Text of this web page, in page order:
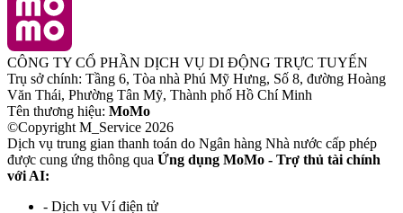
CÔNG TY CỔ PHẦN DỊCH VỤ DI ĐỘNG TRỰC TUYẾN
Trụ sở chính: Tầng 6, Tòa nhà Phú Mỹ Hưng, Số 8, đường Hoàng
Văn Thái, Phường Tân Mỹ, Thành phố Hồ Chí Minh
Tên thương hiệu: MoMo
©Copyright M_Service 2026
Dịch vụ trung gian thanh toán do Ngân hàng Nhà nước cấp phép
được cung ứng thông qua Ứng dụng MoMo - Trợ thủ tài chính
với AI:
- Dịch vụ Ví điện tử